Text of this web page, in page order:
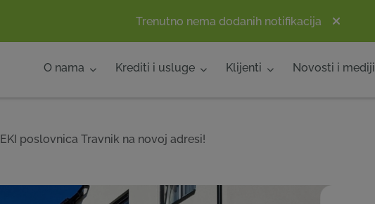
Trenutno nema dodanih notifikacija
O nama Krediti i usluge Klijenti Novosti i mediji
EKI poslovnica Travnik na novoj adresi!